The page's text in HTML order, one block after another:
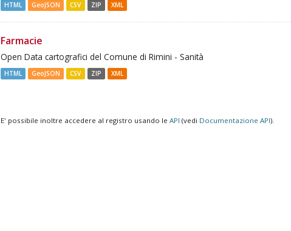
HTML GeoJSON CSV ZIP XML
Farmacie
Open Data cartografici del Comune di Rimini - Sanità
HTML GeoJSON CSV ZIP XML
E' possibile inoltre accedere al registro usando le API (vedi Documentazione API).